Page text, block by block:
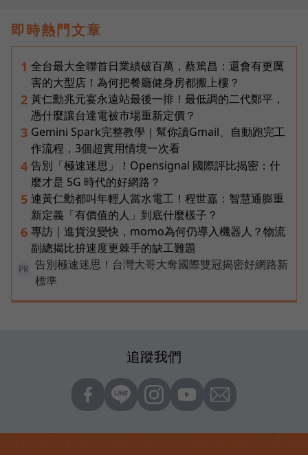
即時熱門文章
1 全台最大全聯首日業績破百萬，蔡篤昌：還會有更厲
害的大型店！為何把餐廳健身房都搬上樓？
2 黃仁勳兆元宴永遠站最後一排！最低調的二代鄭平，
憑什麼讓台達電被市場重新定價？
3 Gemini Spark完整教學｜幫你讀Gmail、自動跑完工
作流程，3個超實用情境一次看
4 告別「極速迷思」！Opensignal 國際評比揭密：什
麼才是 5G 時代的好網路？
5 連黃仁勳都叫年輕人當水電工！程世嘉：智慧通膨重
新定義「有價值的人」到底什麼樣子？
6 專訪｜進貨沒變快，momo為何仍導入機器人？物流
副總揭比拚速度更棘手的缺工難題
PR
告別極速迷思！台灣大哥大奪國際雙冠揭密好網路新
標準
追蹤我們